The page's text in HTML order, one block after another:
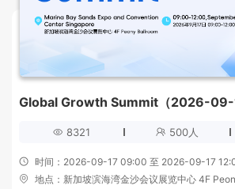
Global Growth Summit（2026-09-
8321 500人
时间：2026-09-17 09:00 至 2026-09-17
地点： 新加坡滨海湾金沙会议展览中心 4F